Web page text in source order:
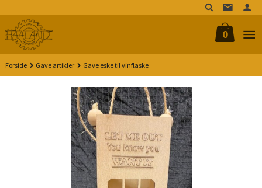
til
innholdet
0
Forside Gave artikler Gave eske til vinflaske